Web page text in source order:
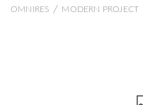
OMNIRES / MODERN PROJECT